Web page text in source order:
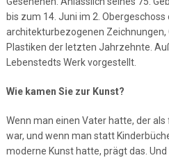
bis zum 14. Juni im 2.
architekturbezogenen Zeichnungen,
Plastiken der letzten Jahrzehnte.
Lebenstedts Werk vorgestellt.
Wie kamen Sie zur Kunst?
Wenn man einen Vater hatte, der
war, und wenn man statt
moderne Kunst hatte, prägt das.